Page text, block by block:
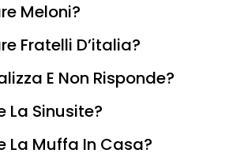
Meloni?
Fratelli D’italia?
E Non Risponde?
La Sinusite?
La Muffa In Casa?